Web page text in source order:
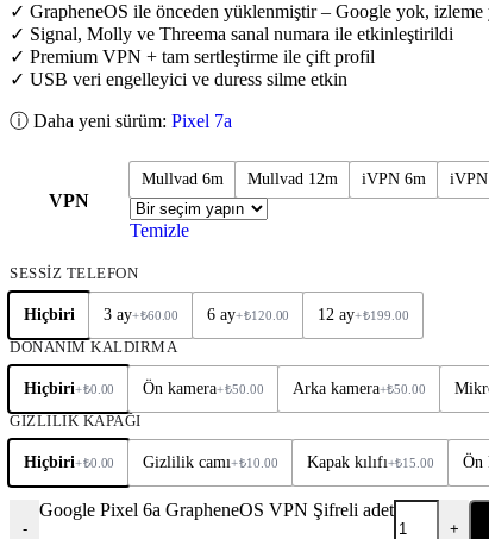
✓ GrapheneOS ile önceden yüklenmiştir – Google yok, izleme
✓ Signal, Molly ve Threema sanal numara ile etkinleştirildi
✓ Premium VPN + tam sertleştirme ile çift profil
✓ USB veri engelleyici ve duress silme etkin
ⓘ Daha yeni sürüm: Pixel 7a
VPN
Mullvad 6m Mullvad 12m iVPN 6m
Temizle
SESSİZ TELEFON
Hiçbiri 3 ay+₺60.00 6 ay+₺120.00 12 ay+₺199.00
DONANIM KALDIRMA
Hiçbiri+₺0.00 Ön kamera+₺50.00 Arka kamera+₺50.00
GİZLİLİK KAPAĞI
Hiçbiri+₺0.00 Gizlilik camı+₺10.00 Kapak kılıfı+₺15.00 Ön
-
Google Pixel 6a GrapheneOS VPN Şifreli adet
+